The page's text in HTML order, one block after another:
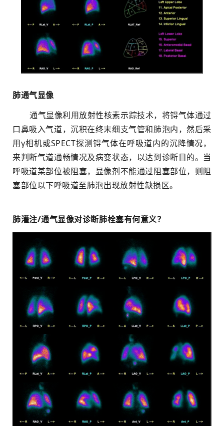
肺通气显像
通气显像利用放射性核素示踪技术，将锝气体通过
口鼻吸入气道，沉积在终末细支气管和肺泡内，然后采
用γ相机或SPECT探测锝气体在呼吸道内的沉降情况，
来判断气道通畅情况及病变状态，以达到诊断目的。 当
呼吸道某部位被阻塞，显像剂不能通过阻塞部位，则阻
塞部位以下呼吸道至肺泡出现放射性缺损区。
肺灌注/通气显像对诊断肺栓塞有何意义？